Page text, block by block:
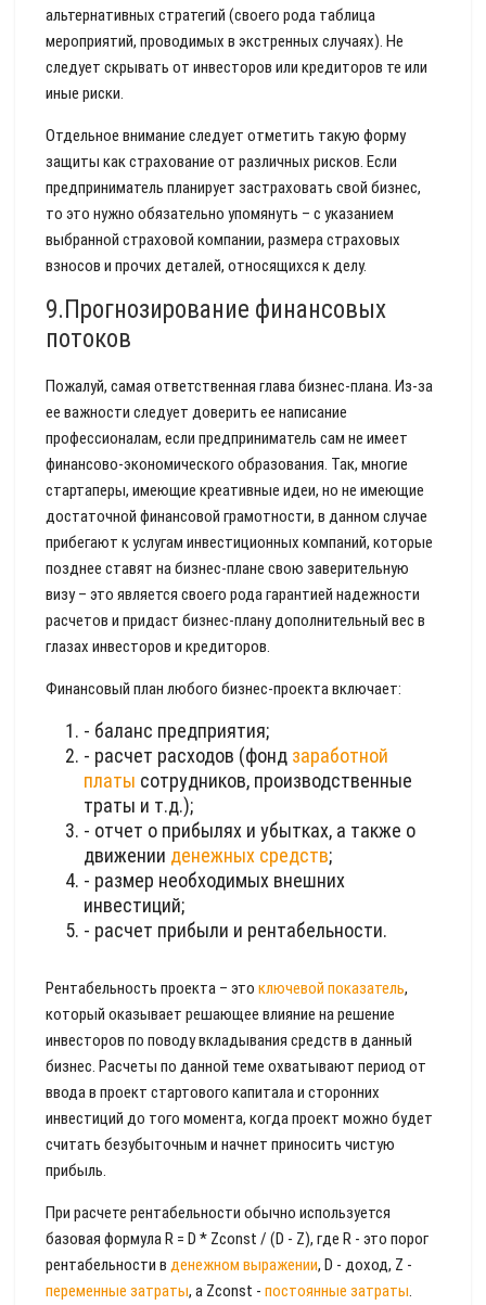
альтернативных стратегий (своего рода таблица
мероприятий, проводимых в экстренных случаях). Не
следует скрывать от инвесторов или кредиторов те или
иные риски.
Отдельное внимание следует отметить такую форму
защиты как страхование от различных рисков. Если
предприниматель планирует застраховать свой бизнес,
то это нужно обязательно упомянуть – с указанием
выбранной страховой компании, размера страховых
взносов и прочих деталей, относящихся к делу.
9.Прогнозирование финансовых
потоков
Пожалуй, самая ответственная глава бизнес-плана. Из-за
ее важности следует доверить ее написание
профессионалам, если предприниматель сам не имеет
финансово-экономического образования. Так, многие
стартаперы, имеющие креативные идеи, но не имеющие
достаточной финансовой грамотности, в данном случае
прибегают к услугам инвестиционных компаний, которые
позднее ставят на бизнес-плане свою заверительную
визу – это является своего рода гарантией надежности
расчетов и придаст бизнес-плану дополнительный вес в
глазах инвесторов и кредиторов.
Финансовый план любого бизнес-проекта включает:
- баланс предприятия;
- расчет расходов (фонд заработной
платы сотрудников, производственные
траты и т.д.);
- отчет о прибылях и убытках, а также о
движении денежных средств;
- размер необходимых внешних
инвестиций;
- расчет прибыли и рентабельности.
Рентабельность проекта – это ключевой показатель,
который оказывает решающее влияние на решение
инвесторов по поводу вкладывания средств в данный
бизнес. Расчеты по данной теме охватывают период от
ввода в проект стартового капитала и сторонних
инвестиций до того момента, когда проект можно будет
считать безубыточным и начнет приносить чистую
прибыль.
При расчете рентабельности обычно используется
базовая формула R = D * Zconst / (D - Z), где R - это порог
рентабельности в денежном выражении, D - доход, Z -
переменные затраты, а Zconst - постоянные затраты.